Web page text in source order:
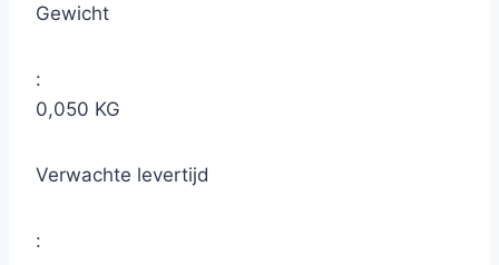
Gewicht
:
0,050 KG
Verwachte levertijd
: